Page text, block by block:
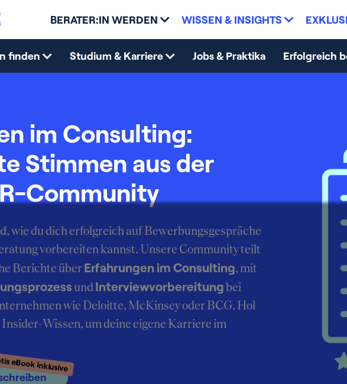
BERATER:IN WERDEN WISSEN & INSIGHTS
finden Studium & Karriere Jobs & Praktika Erfolgreich
im Consulting:
Stimmen aus der
Community
wie du dich erfolgreich auf Bewerbungsgespräche
vorbereiten kannst. Unsere Community teilt
Berichte über Erfahrungen im Consulting, mit
und Interviewvorbereitungbei
wie Deloitte, McKinsey oder BCG. Hol
Wissen, um deine eigene Karriere im
eBook inklusive